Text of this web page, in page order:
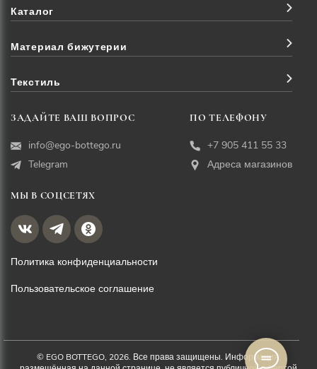
Каталог
Материал бижутерии
Текстиль
ЗАДАЙТЕ ВАШ ВОПРОС
info@ego-bottego.ru
Telegram
ПО ТЕЛЕФОНУ
+7 905 411 55 33
Адреса магазинов
МЫ В СОЦСЕТЯХ
Политика конфиденциальности
Пользовательское соглашение
© EGO BOTTEGO, 2026. Все права защищены. Информация,